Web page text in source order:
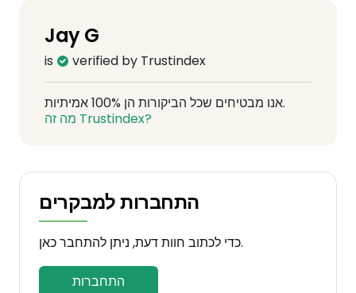
Jay G
is verified by Trustindex
אנו מבטיחים שכל הביקורות הן 100% אמיתיות.
מה זה Trustindex?
התחברות למבקרים
כדי לכתוב חוות דעת, ניתן להתחבר כאן.
התחברות